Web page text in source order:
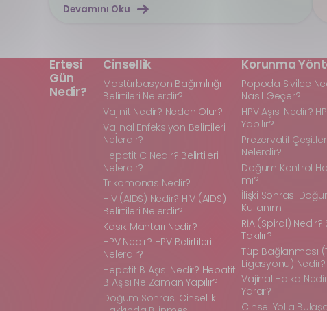
Devamını Oku
Ertesi
Gün
Nedir?
Cinsellik
Mastürbasyon Bağımlılığı
Belirtileri Nelerdir?
Vajinit Nedir? Neden Olur?
Vajinal Enfeksiyon Belirtileri
Nelerdir?
Hepatit C Nedir? Belirtileri
Nelerdir?
Trikomonas Nedir?
HIV (AIDS) Nedir? HIV (AIDS)
Belirtileri Nelerdir?
Kasık Mantarı Nedir?
HPV Nedir? HPV Belirtileri
Nelerdir?
Hepatit B Aşısı Nedir? Hepatit
B Aşısı Ne Zaman Yapılır?
Doğum Sonrası Cinsellik
Korunma
Popoda Sivilce
Nasıl Geçer?
HPV Aşısı Nedir?
Yapılır?
Prezervatif
Nelerdir?
Doğum Kontrol
mı?
İlişki Sonrası
Kullanımı
RİA (Spiral) Nedir?
Takılır?
Tüp Bağlanması
Ligasyonu) Nedir?
Vajinal Halka
Yarar?
Cinsel Yolla